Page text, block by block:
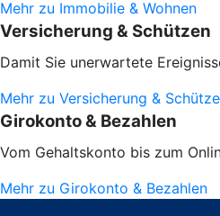
Mehr zu Immobilie & Wohnen
Versicherung & Schützen
Damit Sie unerwartete
Mehr zu Versicherung &
Girokonto & Bezahlen
Vom Gehaltskonto bis zum
Mehr zu Girokonto & Bezahlen